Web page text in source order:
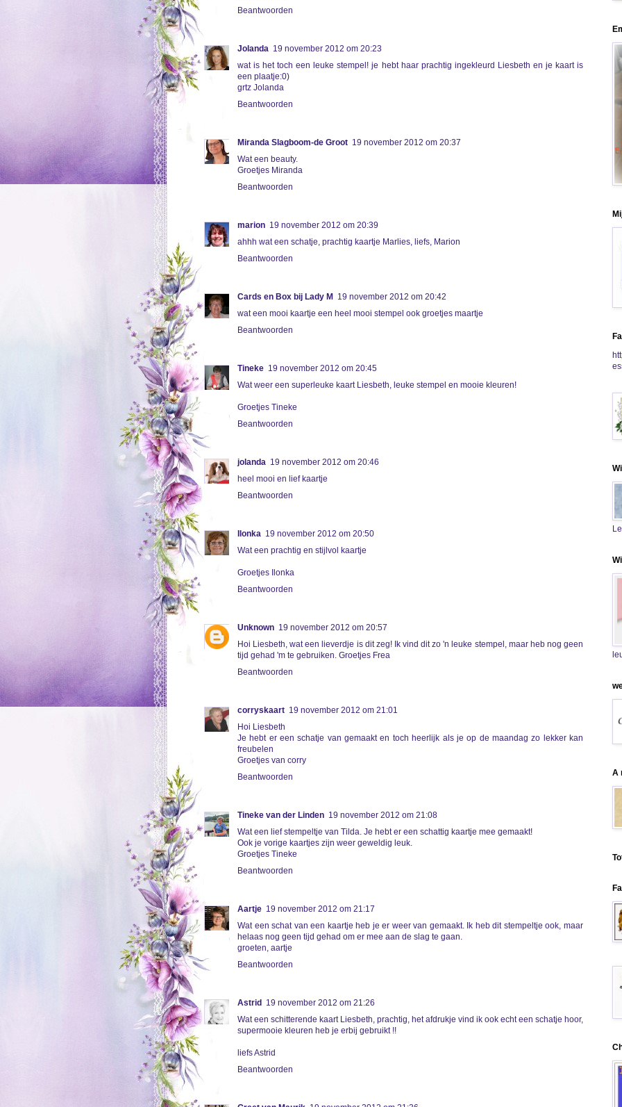
Beantwoorden
Jolanda 19 november 2012 om 20:23
wat is het toch een leuke stempel! je hebt haar prachtig ingekleurd Liesbeth en je kaart is
een plaatje:0)
grtz Jolanda
Beantwoorden
Miranda Slagboom-de Groot 19 november 2012 om 20:37
Wat een beauty.
Groetjes Miranda
Beantwoorden
marion 19 november 2012 om 20:39
ahhh wat een schatje, prachtig kaartje Marlies, liefs, Marion
Beantwoorden
Cards en Box bij Lady M
19 november 2012 om 20:42
wat een mooi kaartje een heel mooi stempel ook groetjes maartje
Beantwoorden
Tineke 19 november 2012 om 20:45
Wat weer een superleuke kaart Liesbeth, leuke stempel en mooie kleuren!
Groetjes Tineke
Beantwoorden
jolanda 19 november 2012 om 20:46
heel mooi en lief kaartje
Beantwoorden
Ilonka 19 november 2012 om 20:50
Wat een prachtig en stijlvol kaartje
Groetjes Ilonka
Beantwoorden
Unknown 19 november 2012 om 20:57
Hoi Liesbeth, wat een lieverdje is dit zeg! Ik vind dit zo 'n leuke stempel, maar heb nog geen
tijd gehad 'm te gebruiken. Groetjes Frea
Beantwoorden
corryskaart 19 november 2012 om 21:01
Hoi Liesbeth
Je hebt er een schatje van gemaakt en toch heerlijk als je op de maandag zo lekker kan
freubelen
Groetjes van corry
Beantwoorden
Tineke van der Linden 19 november 2012 om 21:08
Wat een lief stempeltje van Tilda. Je hebt er een schattig kaartje mee gemaakt!
Ook je vorige kaartjes zijn weer geweldig leuk.
Groetjes Tineke
Beantwoorden
Aartje 19 november 2012 om 21:17
Wat een schat van een kaartje heb je er weer van gemaakt. Ik heb dit stempeltje ook, maar
helaas nog geen tijd gehad om er mee aan de slag te gaan.
groeten, aartje
Beantwoorden
Astrid
19 november 2012 om 21:26
Wat een schitterende kaart Liesbeth, prachtig, het afdrukje vind ik ook echt een schatje hoor,
supermooie kleuren heb je erbij gebruikt !!
liefs Astrid
Beantwoorden
A